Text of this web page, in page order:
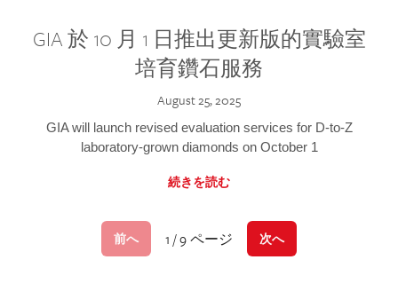
GIA 於 10 月 1 日推出更新版的實驗室
培育鑽石服務
August 25, 2025
GIA will launch revised evaluation services for D-to-Z
laboratory-grown diamonds on October 1
続きを読む
前へ 1 / 9 ページ 次へ